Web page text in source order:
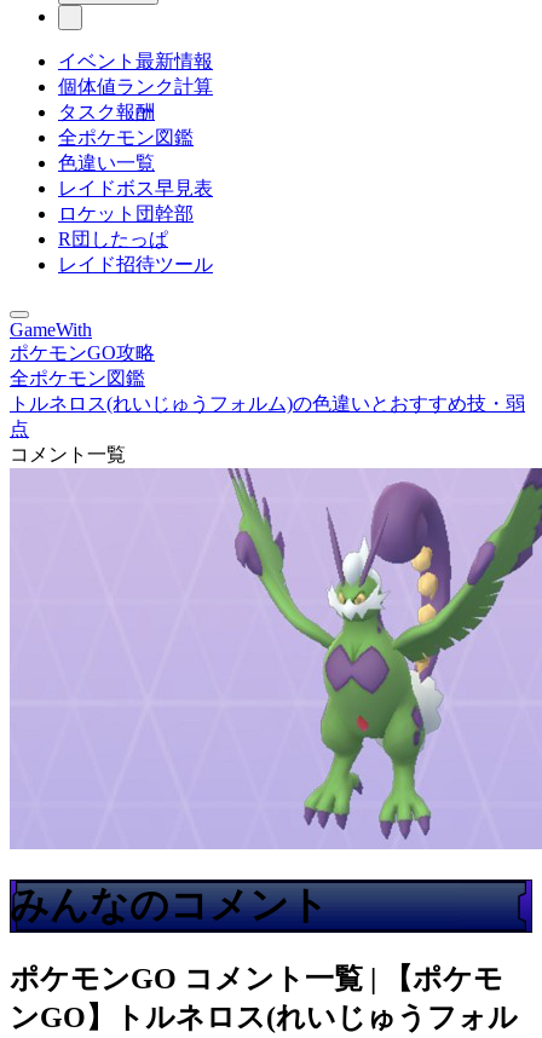
イベント最新情報
個体値ランク計算
タスク報酬
全ポケモン図鑑
色違い一覧
レイドボス早見表
ロケット団幹部
R団したっぱ
レイド招待ツール
GameWith
ポケモンGO攻略
全ポケモン図鑑
トルネロス(れいじゅうフォルム)の色違いとおすすめ技・弱
点
コメント一覧
みんなのコメント
ポケモンGO コメント一覧 | 【ポケモ
ンGO】トルネロス(れいじゅうフォル